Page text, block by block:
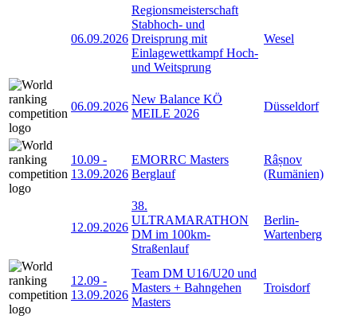
06.09.2026
Regionsmeisterschaft
Stabhoch- und
Dreisprung mit
Einlagewettkampf Hoch-
und Weitsprung
Wesel
06.09.2026
New Balance KÖ
MEILE 2026
Düsseldorf
10.09 -
13.09.2026
EMORRC Masters
Berglauf
Râșnov
(Rumänien)
12.09.2026
38.
ULTRAMARATHON
DM im 100km-
Straßenlauf
Berlin-
Wartenberg
12.09 -
13.09.2026
Team DM U16/U20 und
Masters + Bahngehen
Masters
Troisdorf